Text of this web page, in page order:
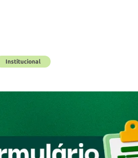
Institucional